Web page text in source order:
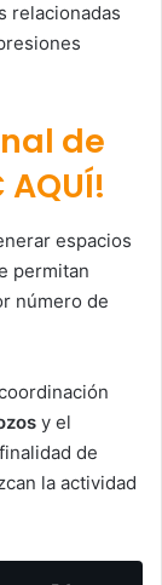
relacionadas
de
espacios
permitan
número de
y el
de
la actividad